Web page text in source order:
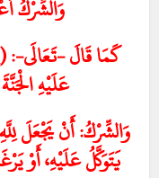
وَالشِّرْكُ
كَمَا قَالَ -تَعَالَى-:
عَلَيْهِ
وَالشِّرْكُ: أَنْ يَجْعَلَ
يَتَوَكَّلُ عَلَيْهِ، أَوْ